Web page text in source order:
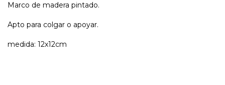
Marco de madera pintado.
Apto para colgar o apoyar.
medida: 12x12cm